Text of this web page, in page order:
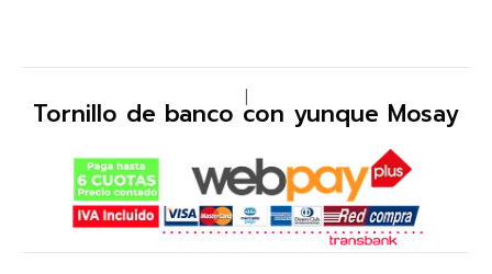
Tornillo de banco con yunque Mosay